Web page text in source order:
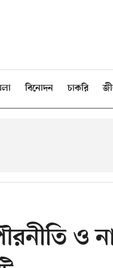
বিনোদন চাকরি
ও